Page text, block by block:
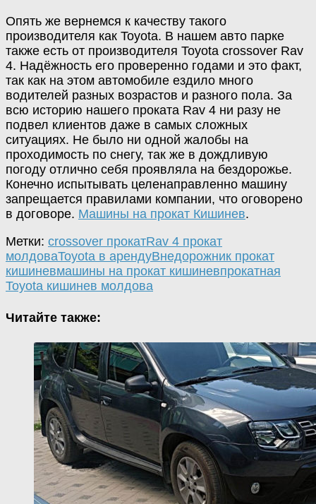
Опять же вернемся к качеству такого
производителя как Toyota. В нашем авто парке
также есть от производителя Toyota crossover Rav
4. Надёжность его проверенно годами и это факт,
так как на этом автомобиле ездило много
водителей разных возрастов и разного пола. За
всю историю нашего проката Rav 4 ни разу не
подвел клиентов даже в самых сложных
ситуациях. Не было ни одной жалобы на
проходимость по снегу, так же в дождливую
погоду отлично себя проявляла на бездорожье.
Конечно испытывать целенаправленно машину
запрещается правилами компании, что оговорено
в договоре. Машины на прокат Кишинев.
Метки: crossover прокатRav 4 прокат
молдоваToyota в арендуВнедорожник прокат
кишиневмашины на прокат кишиневпрокатная
Toyota кишинев молдова
Читайте также: